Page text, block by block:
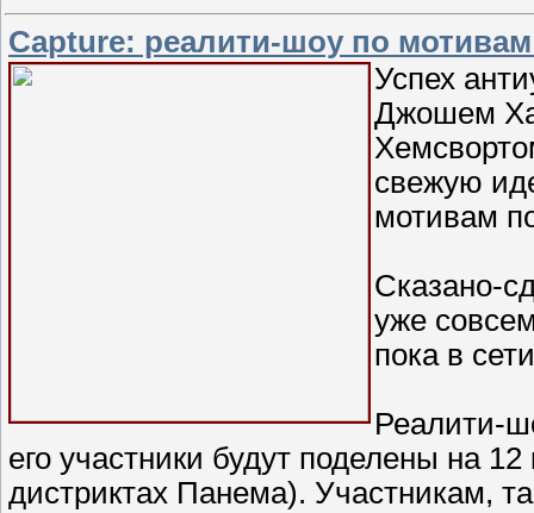
Capture: реалити-шоу по
Успех
Джошем
свежую
мотивам
Сказано-
уже
пока в
Реалити-
его участники будут поделены на
дистриктах Панема). Участникам,